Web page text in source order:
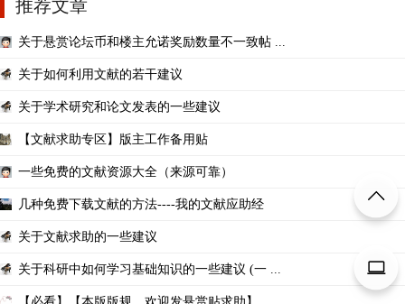
推荐文章
关于悬赏论坛币和楼主允诺奖励数量不一致帖 ...
关于如何利用文献的若干建议
关于学术研究和论文发表的一些建议
【文献求助专区】版主工作备用贴
一些免费的文献资源大全（来源可靠）
几种免费下载文献的方法----我的文献应助经
关于文献求助的一些建议
关于科研中如何学习基础知识的一些建议 (一 ...